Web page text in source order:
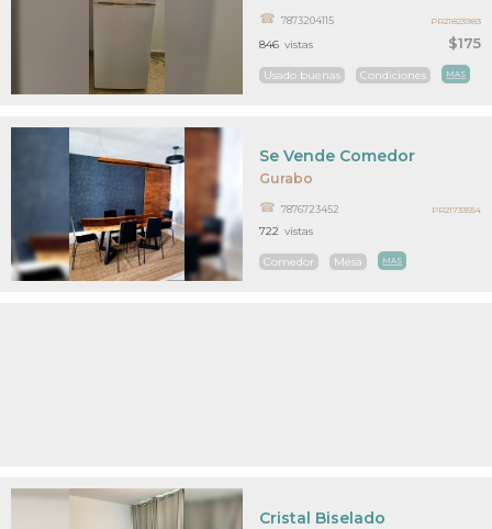
$175
7873204115
Usado buenas Condiciones MAS
846 vistas
PR21823983
Gurabo
Se Vende Comedor
7876723452
Comedor Mesa MAS
722 vistas
PR21733554
Cristal Biselado